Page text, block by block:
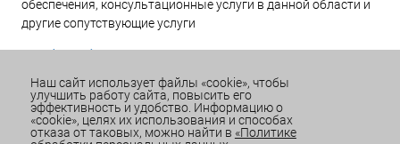
обеспечения, консультационные услуги в данной области и
другие сопутствующие услуги
Email:office@sitdv.ru
График работы Пн-Пт: с 9:00 до 18:00 Сб/Вс: Выходной
Наш сайт использует файлы «cookie», чтобы
улучшить работу сайта, повысить его
эффективность и удобство. Информацию о
«cookie», целях их использования и способах
отказа от таковых, можно найти в «Политике